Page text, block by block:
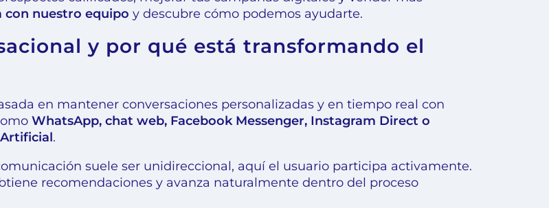
con nuestro equipo y descubre cómo podemos ayudarte.
y por qué está transformando el
en mantener conversaciones personalizadas y en tiempo real con
WhatsApp, chat web, Facebook Messenger, Instagram Direct o
.
suele ser unidireccional, aquí el usuario participa activamente.
recomendaciones y avanza naturalmente dentro del proceso